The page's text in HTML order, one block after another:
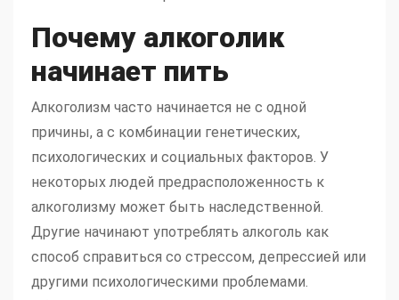
Почему алкоголик
начинает пить
Алкоголизм часто начинается не с одной
причины, а с комбинации генетических,
психологических и социальных факторов. У
некоторых людей предрасположенность к
алкоголизму может быть наследственной.
Другие начинают употреблять алкоголь как
способ справиться со стрессом, депрессией или
другими психологическими проблемами.